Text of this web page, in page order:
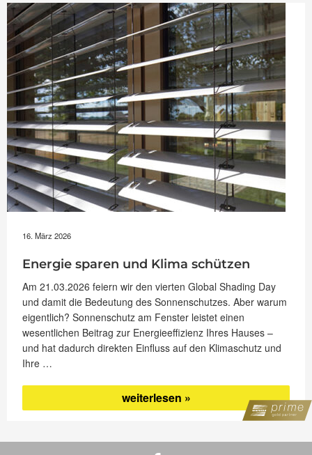
Smarte
Preisvorteile
für
WAREMA
Kassetten-
Markisen“
16. März 2026
Energie sparen und Klima schützen
Am 21.03.2026 feiern wir den vierten Global Shading Day
und damit die Bedeutung des Sonnenschutzes. Aber warum
eigentlich? Sonnenschutz am Fenster leistet einen
wesentlichen Beitrag zur Energieeffizienz Ihres Hauses –
und hat dadurch direkten Einfluss auf den Klimaschutz und
Ihre …
„Energie
sparen
schützen“
weiterlesen